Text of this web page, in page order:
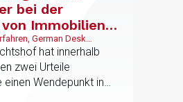
bei der
Immobilien
für
und der
German Desk
PCS,
und
hat innerhalb
zwei Urteile
Wendepunkt in